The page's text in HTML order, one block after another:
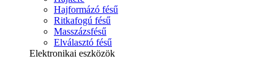
Hajformázó fésű
Ritkafogú fésű
Masszázsfésű
Elválasztó fésű
Elektronikai eszközök